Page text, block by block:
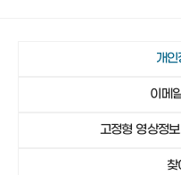
051-
안데르센마을 및 동화마
개
이메
고정형 영상정
찾